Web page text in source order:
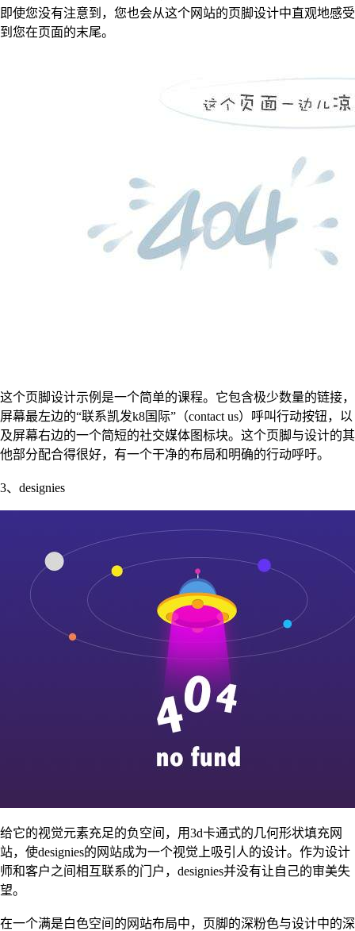
即使您没有注意到，您也会从这个网站的页脚设计中直观地感受
到您在页面的末尾。
这个页脚设计示例是一个简单的课程。它包含极少数量的链接，
屏幕最左边的“联系凯发k8国际”（contact us）呼叫行动按钮，以
及屏幕右边的一个简短的社交媒体图标块。这个页脚与设计的其
他部分配合得很好，有一个干净的布局和明确的行动呼吁。
3、designies
给它的视觉元素充足的负空间，用3d卡通式的几何形状填充网
站，使designies的网站成为一个视觉上吸引人的设计。作为设计
师和客户之间相互联系的门户，designies并没有让自己的审美失
望。
在一个满是白色空间的网站布局中，页脚的深粉色与设计中的深